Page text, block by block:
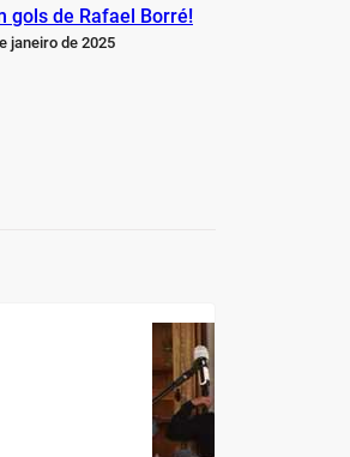
gols de Rafael Borré!
janeiro de 2025